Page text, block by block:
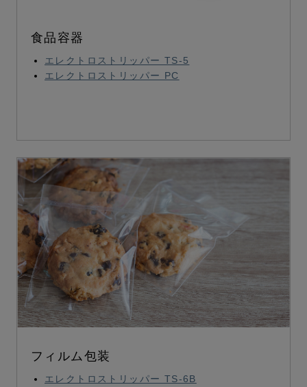
食品容器
エレクトロストリッパー TS-5
エレクトロストリッパー PC
フィルム包装
エレクトロストリッパー TS-6B